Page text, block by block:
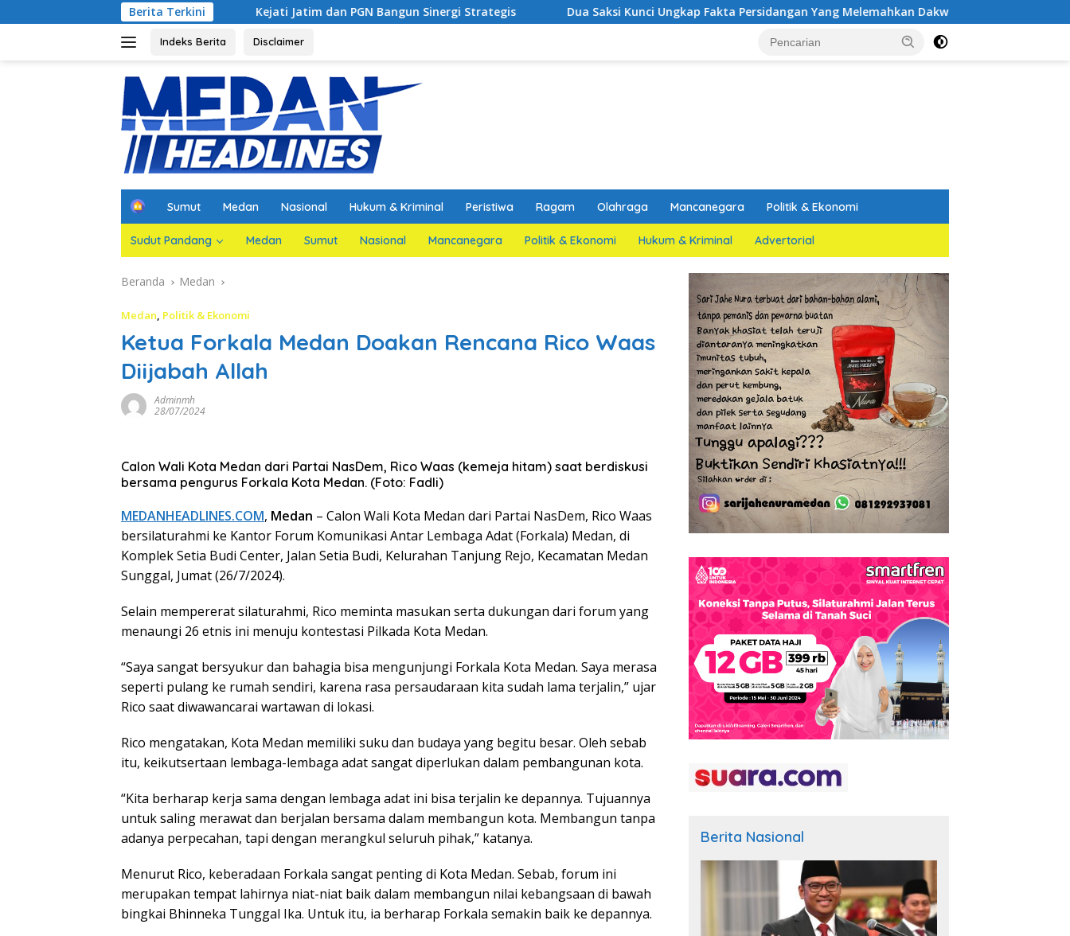
ke
Berita Terkini
Kejati Jatim dan PGN Bangun Sinergi Strategis Dua Saksi Kunci Ungkap Fakta Persidangan Yang Melemahkan Dakwaan Jaksa Penuntut Umum
Indeks Berita Disclaimer
H
m
e
Sumut Medan Nasional Hukum & Kriminal Peristiwa Ragam Olahraga Mancanegara Politik & Ekonomi
Sudut Pandang Medan Sumut Nasional Mancanegara Politik & Ekonomi Hukum & Kriminal Advertorial
Beranda Medan
Medan, Politik & Ekonomi
Ketua Forkala Medan Doakan Rencana Rico Waas
Diijabah Allah
Adminmh
28/07/2024
Calon Wali Kota Medan dari Partai NasDem, Rico Waas (kemeja hitam) saat berdiskusi
bersama pengurus Forkala Kota Medan. (Foto: Fadli)
MEDANHEADLINES.COM, Medan – Calon Wali Kota Medan dari Partai NasDem, Rico Waas
bersilaturahmi ke Kantor Forum Komunikasi Antar Lembaga Adat (Forkala) Medan, di
Komplek Setia Budi Center, Jalan Setia Budi, Kelurahan Tanjung Rejo, Kecamatan Medan
Sunggal, Jumat (26/7/2024).
Selain mempererat silaturahmi, Rico meminta masukan serta dukungan dari forum yang
menaungi 26 etnis ini menuju kontestasi Pilkada Kota Medan.
“Saya sangat bersyukur dan bahagia bisa mengunjungi Forkala Kota Medan. Saya merasa
seperti pulang ke rumah sendiri, karena rasa persaudaraan kita sudah lama terjalin,” ujar
Rico saat diwawancarai wartawan di lokasi.
Rico mengatakan, Kota Medan memiliki suku dan budaya yang begitu besar. Oleh sebab
itu, keikutsertaan lembaga-lembaga adat sangat diperlukan dalam pembangunan kota.
“Kita berharap kerja sama dengan lembaga adat ini bisa terjalin ke depannya. Tujuannya
untuk saling merawat dan berjalan bersama dalam membangun kota. Membangun tanpa
adanya perpecahan, tapi dengan merangkul seluruh pihak,” katanya.
Menurut Rico, keberadaan Forkala sangat penting di Kota Medan. Sebab, forum ini
merupakan tempat lahirnya niat-niat baik dalam membangun nilai kebangsaan di bawah
bingkai Bhinneka Tunggal Ika. Untuk itu, ia berharap Forkala semakin baik ke depannya.
Berita Nasional